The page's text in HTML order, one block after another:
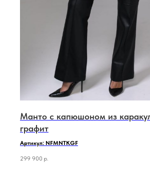
Манто с капюшоном из
графит
Артикул: NFMNTKGF
299 900 р.